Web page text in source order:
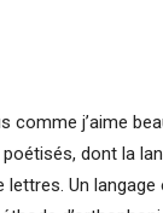
comme j’aime
dont la
Un